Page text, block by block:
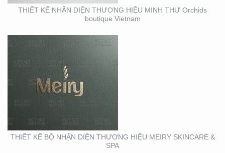
THIẾT KẾ NHẬN DIỆN THƯƠNG HIỆU MINH THƯ Orchids
boutique Vietnam
THIẾT KẾ BỘ NHẬN DIỆN THƯƠNG HIỆU MEIRY SKINCARE &
SPA
THIẾT KẾ THI CÔNG
MẶT DỰNG TẠI BÌNH
DƯƠNG – CỦA HÀNG